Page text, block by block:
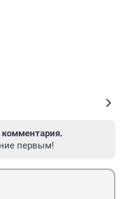
комментария.
первым!